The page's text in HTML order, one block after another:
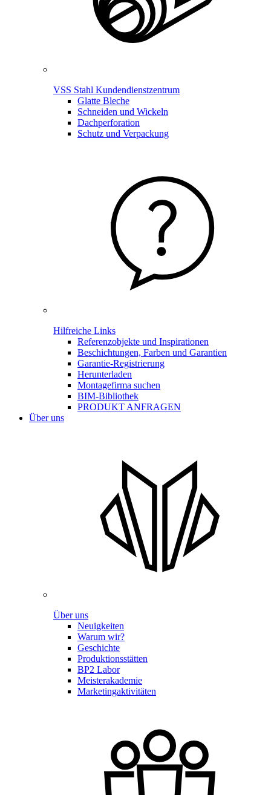
VSS Stahl Kundendienstzentrum
Glatte Bleche
Schneiden und Wickeln
Dachperforation
Schutz und Verpackung
Hilfreiche Links
Referenzobjekte und Inspirationen
Beschichtungen, Farben und Garantien
Garantie-Registrierung
Herunterladen
Montagefirma suchen
BIM-Bibliothek
PRODUKT ANFRAGEN
Über uns
Über uns
Neuigkeiten
Warum wir?
Geschichte
Produktionsstätten
BP2 Labor
Meisterakademie
Marketingaktivitäten